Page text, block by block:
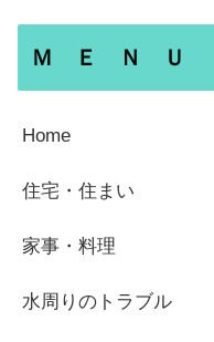
Ｍ Ｅ Ｎ Ｕ
Home
住宅・住まい
家事・料理
水周りのトラブル